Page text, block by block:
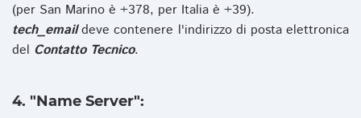
(per San Marino è +378, per Italia è +39).
tech_emaildeve contenere l'indirizzo di posta elettronica
del Contatto Tecnico.
4. "Name Server":